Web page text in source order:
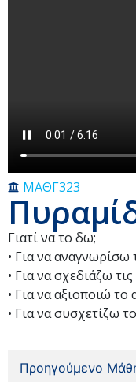
ΜΑΘΓ323
Γιατί να το δω;
• Για να αναγνωρίσω
• Για να σχεδιάζω
• Για να αξιοποιώ
• Για να συσχετίζω
Προηγούμενο